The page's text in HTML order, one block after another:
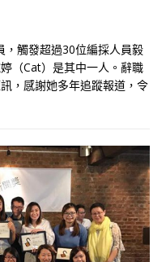
，觸發超過30位編採人員毅
（Cat）是其中一人。辭職
，感謝她多年追蹤報道，令